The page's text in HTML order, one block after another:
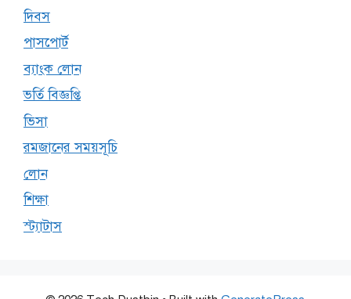
দিবস
পাসপোর্ট
ব্যাংক লোন
ভর্তি বিজ্ঞপ্তি
ভিসা
রমজানের সময়সূচি
লোন
শিক্ষা
স্ট্যাটাস